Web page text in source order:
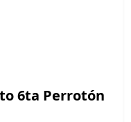
6ta Perrotón